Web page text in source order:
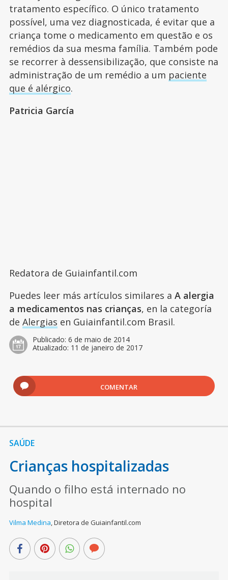
tratamento específico. O único tratamento
possível, uma vez diagnosticada, é evitar que a
criança tome o medicamento em questão e os
remédios da sua mesma família. Também pode
se recorrer à dessensibilização, que consiste na
administração de um remédio a um paciente
que é alérgico.
Patricia García
Redatora de Guiainfantil.com
Puedes leer más artículos similares a A alergia
a medicamentos nas crianças, en la categoría
de Alergias en Guiainfantil.com Brasil.
Publicado: 6 de maio de 2014
Atualizado: 11 de janeiro de 2017
COMENTAR
SAÚDE
Crianças hospitalizadas
Quando o filho está internado no
hospital
Vilma Medina,Diretora de Guiainfantil.com